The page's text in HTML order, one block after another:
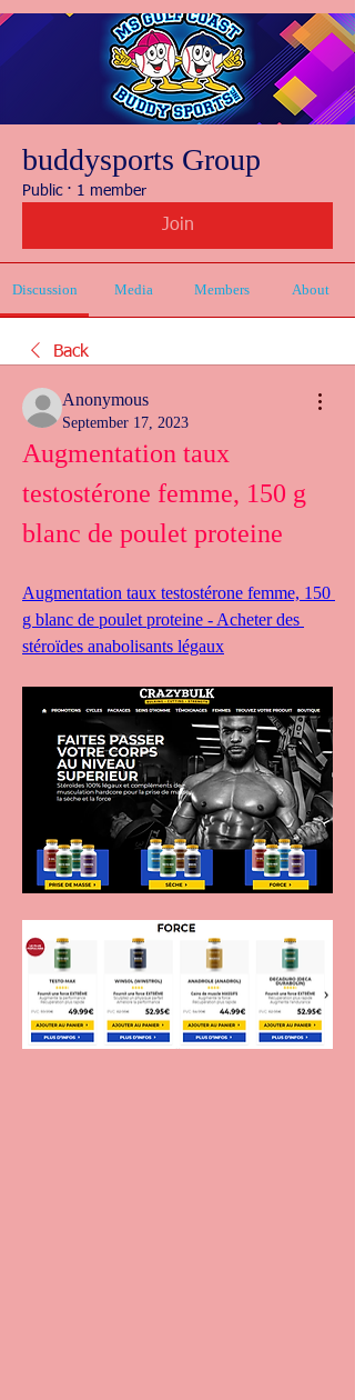
buddysports Group
Public · 1 member
Join
Discussion Media Members About
Back
Anonymous
September 17, 2023
Augmentation taux
testostérone femme, 150 g
blanc de poulet proteine
Augmentation taux testostérone femme, 150
g blanc de poulet proteine - Acheter des
stéroïdes anabolisants légaux